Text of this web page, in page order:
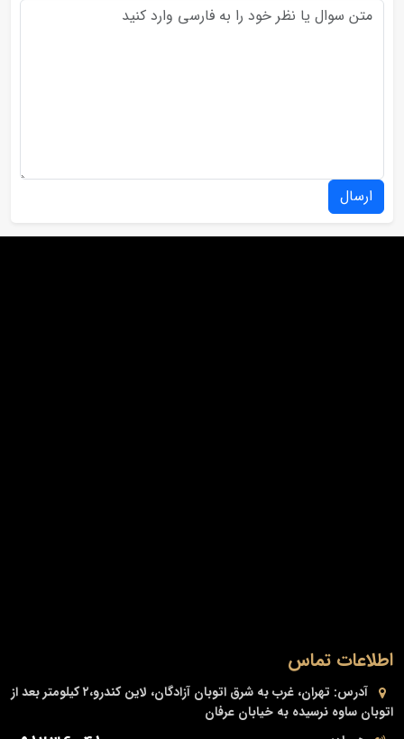
ارسال
اطلاعات تماس
آدرس:
تهران، غرب به شرق اتوبان آزادگان، لاین کندرو،۲ کیلومتر بعد از
اتوبان ساوه نرسیده به خیابان عرفان